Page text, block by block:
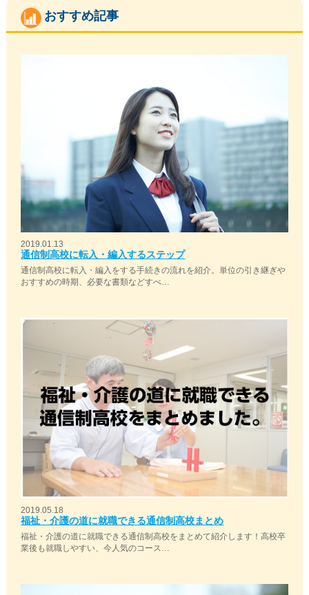
おすすめ記事
2019.01.13
通信制高校に転入・編入するステップ
通信制高校に転入・編入をする手続きの流れを紹介。単位の引き継ぎや
おすすめの時期、必要な書類などすべ…
2019.05.18
福祉・介護の道に就職できる通信制高校まとめ
福祉・介護の道に就職できる通信制高校をまとめて紹介します！高校卒
業後も就職しやすい、今人気のコース…